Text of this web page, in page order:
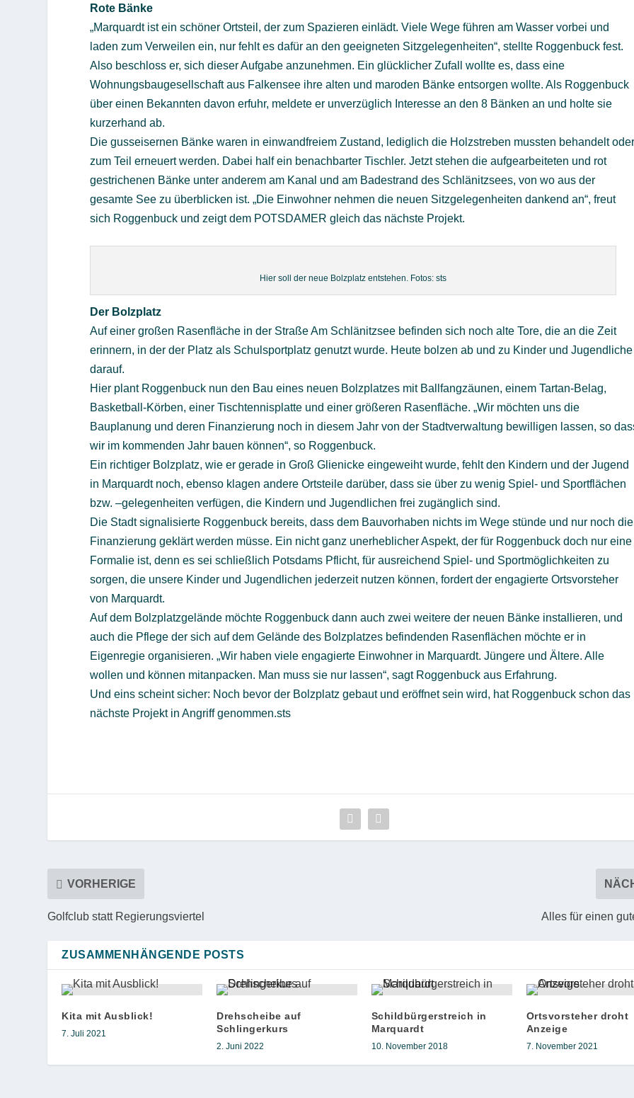
Rote Bänke
„Marquardt ist ein schöner Ortsteil, der zum Spazieren einlädt. Viele Wege führen am Wasser vorbei und
laden zum Verweilen ein, nur fehlt es dafür an den geeigneten Sitzgelegenheiten“, stellte Roggenbuck fest.
Also beschloss er, sich dieser Aufgabe anzunehmen. Ein glücklicher Zufall wollte es, dass eine
Wohnungsbaugesellschaft aus Falkensee ihre alten und maroden Bänke entsorgen wollte. Als Roggenbuck
über einen Bekannten davon erfuhr, meldete er unverzüglich Interesse an den 8 Bänken an und holte sie
kurzerhand ab.
Die gusseisernen Bänke waren in einwandfreiem Zustand, lediglich die Holzstreben mussten behandelt
zum Teil erneuert werden. Dabei half ein benachbarter Tischler. Jetzt stehen die aufgearbeiteten und rot
gestrichenen Bänke unter anderem am Kanal und am Badestrand des Schlänitzsees, von wo aus der
gesamte See zu überblicken ist. „Die Einwohner nehmen die neuen Sitzgelegenheiten dankend an“, freut
sich Roggenbuck und zeigt dem POTSDAMER gleich das nächste Projekt.
Hier soll der neue Bolzplatz entstehen. Fotos: sts
Der Bolzplatz
Auf einer großen Rasenfläche in der Straße Am Schlänitzsee befinden sich noch alte Tore, die an die Zeit
erinnern, in der der Platz als Schulsportplatz genutzt wurde. Heute bolzen ab und zu Kinder und Jugendliche
darauf.
Hier plant Roggenbuck nun den Bau eines neuen Bolzplatzes mit Ballfangzäunen, einem Tartan-Belag,
Basketball-Körben, einer Tischtennisplatte und einer größeren Rasenfläche. „Wir möchten uns die
Bauplanung und deren Finanzierung noch in diesem Jahr von der Stadtverwaltung bewilligen lassen, so
wir im kommenden Jahr bauen können“, so Roggenbuck.
Ein richtiger Bolzplatz, wie er gerade in Groß Glienicke eingeweiht wurde, fehlt den Kindern und der Jugend
in Marquardt noch, ebenso klagen andere Ortsteile darüber, dass sie über zu wenig Spiel- und Sportflächen
bzw. –gelegenheiten verfügen, die Kindern und Jugendlichen frei zugänglich sind.
Die Stadt signalisierte Roggenbuck bereits, dass dem Bauvorhaben nichts im Wege stünde und nur noch die
Finanzierung geklärt werden müsse. Ein nicht ganz unerheblicher Aspekt, der für Roggenbuck doch nur eine
Formalie ist, denn es sei schließlich Potsdams Pflicht, für ausreichend Spiel- und Sportmöglichkeiten zu
sorgen, die unsere Kinder und Jugendlichen jederzeit nutzen können, fordert der engagierte Ortsvorsteher
von Marquardt.
Auf dem Bolzplatzgelände möchte Roggenbuck dann auch zwei weitere der neuen Bänke installieren, und
auch die Pflege der sich auf dem Gelände des Bolzplatzes befindenden Rasenflächen möchte er in
Eigenregie organisieren. „Wir haben viele engagierte Einwohner in Marquardt. Jüngere und Ältere. Alle
wollen und können mitanpacken. Man muss sie nur lassen“, sagt Roggenbuck aus Erfahrung.
Und eins scheint sicher: Noch bevor der Bolzplatz gebaut und eröffnet sein wird, hat Roggenbuck schon das
nächste Projekt in Angriff genommen.sts
VORHERIGE
Golfclub statt Regierungsviertel Alles für einen
ZUSAMMENHÄNGENDE POSTS
Kita mit Ausblick!
7. Juli 2021
Drehscheibe auf
Schlingerkurs
2. Juni 2022
Schildbürgerstreich in
Marquardt
10. November 2018
Ortsvorsteher droht
Anzeige
7. November 2021